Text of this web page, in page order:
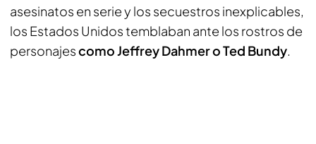
asesinatos en serie y los secuestros inexplicables,
los Estados Unidos temblaban ante los rostros de
personajescomo Jeffrey Dahmer o Ted Bundy.